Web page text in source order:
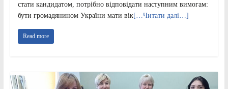
стати кандидатом, потрібно відповідати наступним вимогам:
бути громадянином України мати вік[…Читати далі…]
Read more